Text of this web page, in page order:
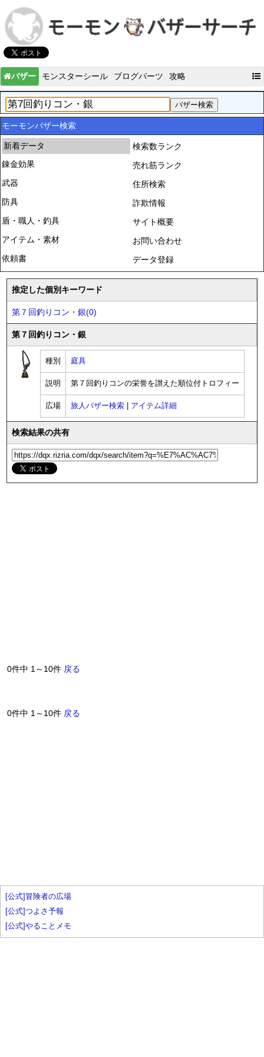
バザー モンスターシール ブログパーツ 攻略
モーモンバザー検索
新着データ
錬金効果
武器
防具
盾・職人・釣具
アイテム・素材
依頼書
検索数ランク
売れ筋ランク
住所検索
詐欺情報
サイト概要
お問い合わせ
データ登録
推定した個別キーワード
第７回釣りコン・銀(0)
第７回釣りコン・銀
種別 庭具
説明 第７回釣りコンの栄誉を讃えた順位付トロフィー
広場 旅人バザー検索 アイテム詳細
検索結果の共有
0件中 1～10件 戻る
0件中 1～10件 戻る
[公式]冒険者の広場
[公式]つよさ予報
[公式]やることメモ